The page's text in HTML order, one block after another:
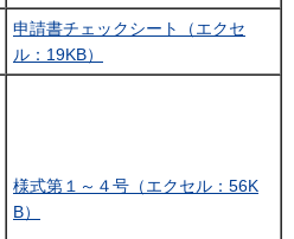
申請書チェックシート（エクセ
ル：19KB）
様式第１～４号（エクセル：56K
B）